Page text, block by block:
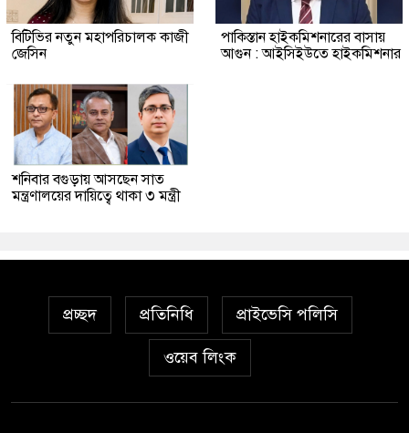
বিটিভির নতুন মহাপরিচালক কাজী
জেসিন
পাকিস্তান হাইকমিশনারের বাসায়
আগুন : আইসিইউতে হাইকমিশনার
শনিবার বগুড়ায় আসছেন সাত
মন্ত্রণালয়ের দায়িত্বে থাকা ৩ মন্ত্রী
প্রচ্ছদ প্রতিনিধি প্রাইভেসি পলিসি
ওয়েব লিংক